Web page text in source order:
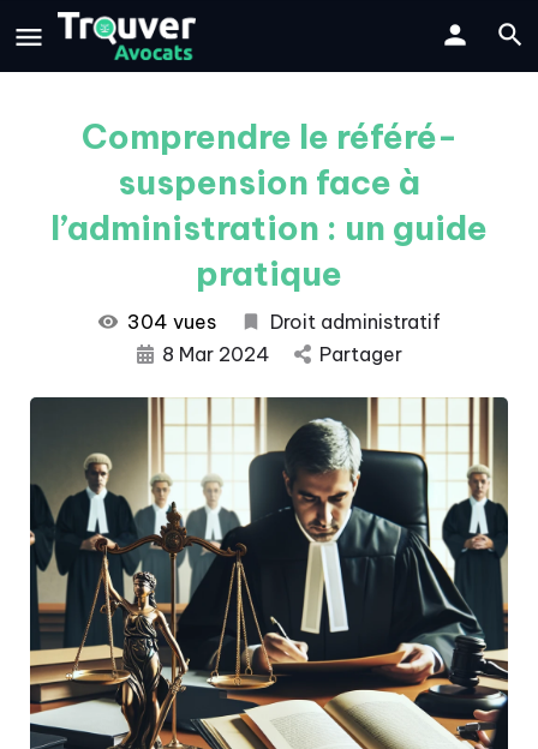
Comprendre le référé-
suspension face à
l’administration : un guide
pratique
304 vues
Droit administratif
8 Mar 2024
Partager